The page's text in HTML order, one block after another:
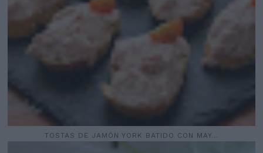
TOSTAS DE JAMÓN YORK BATIDO CON MAY...